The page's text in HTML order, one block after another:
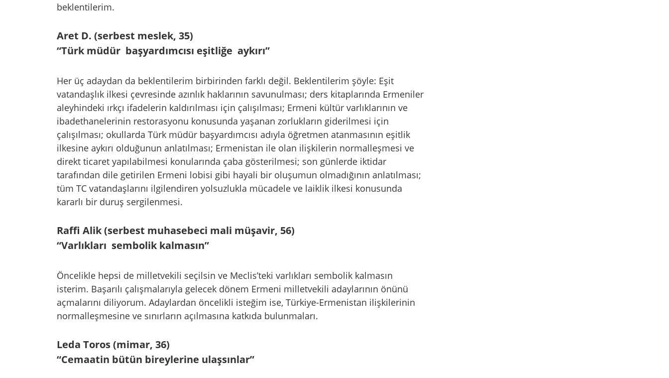
beklentilerim.
Aret D. (serbest meslek, 35)
“Türk müdür başyardımcısı eşitliğe aykırı”
Her üç adaydan da beklentilerim birbirinden farklı değil. Beklentilerim şöyle: Eşit
vatandaşlık ilkesi çevresinde azınlık haklarının savunulması; ders kitaplarında Ermeniler
aleyhindeki ırkçı ifadelerin kaldırılması için çalışılması; Ermeni kültür varlıklarının ve
ibadethanelerinin restorasyonu konusunda yaşanan zorlukların giderilmesi için
çalışılması; okullarda Türk müdür başyardımcısı adıyla öğretmen atanmasının eşitlik
ilkesine aykırı olduğunun anlatılması; Ermenistan ile olan ilişkilerin normalleşmesi ve
direkt ticaret yapılabilmesi konularında çaba gösterilmesi; son günlerde iktidar
tarafından dile getirilen Ermeni lobisi gibi hayali bir oluşumun olmadığının anlatılması;
tüm TC vatandaşlarını ilgilendiren yolsuzlukla mücadele ve laiklik ilkesi konusunda
kararlı bir duruş sergilenmesi.
Raffi Alik (serbest muhasebeci mali müşavir, 56)
“Varlıkları sembolik kalmasın”
Öncelikle hepsi de milletvekili seçilsin ve Meclis’teki varlıkları sembolik kalmasın
isterim. Başarılı çalışmalarıyla gelecek dönem Ermeni milletvekili adaylarının önünü
açmalarını diliyorum. Adaylardan öncelikli isteğim ise, Türkiye-Ermenistan ilişkilerinin
normalleşmesine ve sınırların açılmasına katkıda bulunmaları.
Leda Toros (mimar, 36)
“Cemaatin bütün bireylerine ulaşsınlar”